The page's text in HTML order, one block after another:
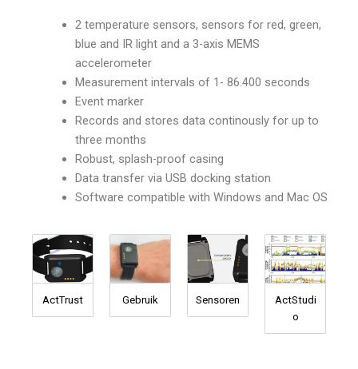
2 temperature sensors, sensors for red, green,
blue and IR light and a 3-axis MEMS
accelerometer
Measurement intervals of 1- 86.400 seconds
Event marker
Records and stores data continously for up to
three months
Robust, splash-proof casing
Data transfer via USB docking station
Software compatible with Windows and Mac OS
ActTrust Gebruik Sensoren
ActStudi
o